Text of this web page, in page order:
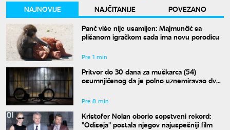
NAJNOVIJE NAJČITANIJE
POVEZANO
Panč više nije usamljen: Majmunčić sa
plišanom igračkom sada ima novu porodicu
Pre 1 min
Pritvor do 30 dana za muškarca (54)
osumnjičenog da je polno uznemiravao dve
Pre 8 min
Kristofer Nolan oborio sopstveni rekord:
"Odiseja" postala njegov najuspešniji film